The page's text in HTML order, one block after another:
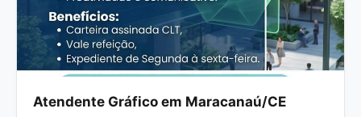
Atendente Gráfico em Maracanaú/CE